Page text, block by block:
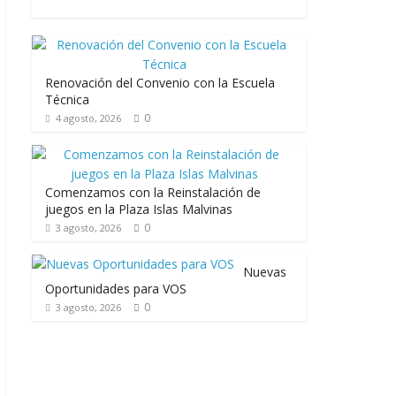
Renovación del Convenio con la Escuela
Técnica
4 agosto, 2026 0
Comenzamos con la Reinstalación de
juegos en la Plaza Islas Malvinas
3 agosto, 2026 0
Nuevas
Oportunidades para VOS
3 agosto, 2026 0